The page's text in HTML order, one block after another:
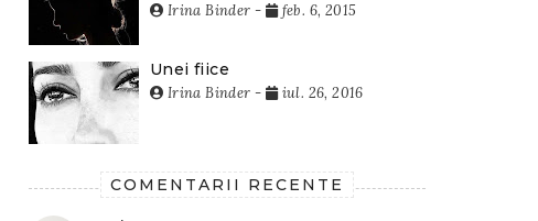
Irina Binder - feb. 6, 2015
Unei fiice
Irina Binder - iul. 26, 2016
COMENTARII RECENTE